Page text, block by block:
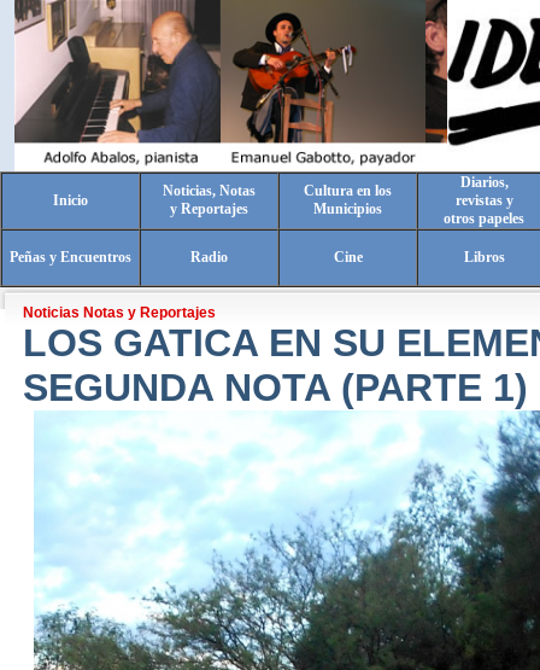
Inicio
Noticias, Notas
y Reportajes
Cultura en los
Municipios
Diarios,
revistas y
otros papeles
Peñas y Encuentros Radio Cine Libros
Noticias Notas y Reportajes
LOS GATICA EN SU
SEGUNDA NOTA (PARTE 1)